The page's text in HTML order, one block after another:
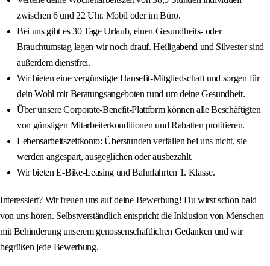
zwischen 6 und 22 Uhr. Mobil oder im Büro.
Bei uns gibt es 30 Tage Urlaub, einen Gesundheits- oder
Brauchtumstag legen wir noch drauf. Heiligabend und Silvester sind
außerdem dienstfrei.
Wir bieten eine vergünstigte Hansefit-Mitgliedschaft und sorgen für
dein Wohl mit Beratungsangeboten rund um deine Gesundheit.
Über unsere Corporate-Benefit-Plattform können alle Beschäftigten
von günstigen Mitarbeiterkonditionen und Rabatten profitieren.
Lebensarbeitszeitkonto: Überstunden verfallen bei uns nicht, sie
werden angespart, ausgeglichen oder ausbezahlt.
Wir bieten E-Bike-Leasing und Bahnfahrten 1. Klasse.
Interessiert? Wir freuen uns auf deine Bewerbung! Du wirst schon bald
von uns hören. Selbstverständlich entspricht die Inklusion von Menschen
mit Behinderung unserem genossenschaftlichen Gedanken und wir
begrüßen jede Bewerbung.